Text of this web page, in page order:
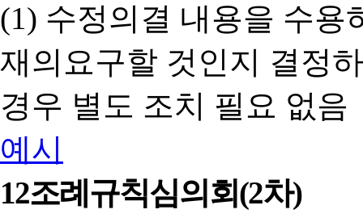
(1) 수정의결 내용을 수용
재의요구할 것인지 결정
경우 별도 조치 필요 없음
예시
12조례규칙심의회(2차)